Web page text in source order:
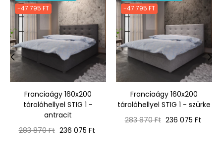
-47 795 FT
Franciaágy 160x200
tárolóhellyel STIG 1 -
antracit
Normál
283 870 Ft Ár
236 075 Ft
-47 795 FT
Franciaágy 160x200
tárolóhellyel STIG 1 - szürke
Normál
283 870 Ft Ár
236 075 Ft
›